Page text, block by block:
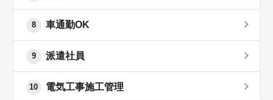
8 車通勤OK
9 派遣社員
10 電気工事施工管理